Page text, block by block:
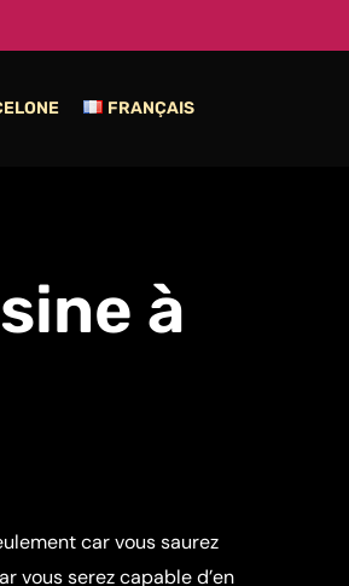
FRANÇAIS
à
car vous saurez
vous serez capable d’en